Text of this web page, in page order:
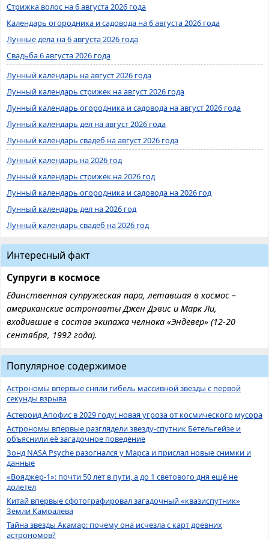
Стрижка волос на 6 августа 2026 года
Календарь огородника и садовода на 6 августа 2026 года
Лунные дела на 6 августа 2026 года
Свадьба 6 августа 2026 года
Лунный календарь на август 2026 года
Лунный календарь стрижек на август 2026 года
Лунный календарь огородника и садовода на август 2026 года
Лунный календарь дел на август 2026 года
Лунный календарь свадеб на август 2026 года
Лунный календарь на 2026 год
Лунный календарь стрижек на 2026 год
Лунный календарь огородника и садовода на 2026 год
Лунный календарь дел на 2026 год
Лунный календарь свадеб на 2026 год
Интересный факт
Супруги в космосе
Единственная супружеская пара, летавшая в космос –
американские астронавты Джен Дэвис и Марк Ли,
входившие в состав экипажа челнока «Эндевер» (12-20
сентября, 1992 года).
Популярное содержимое
Астрономы впервые сняли гибель массивной звезды с первой
секунды взрыва
Астероид Апофис в 2029 году: новая угроза от космического мусора
Астрономы впервые разглядели звезду-спутник Бетельгейзе и
объяснили её загадочное поведение
Зонд NASA Psyche разогнался у Марса и прислал новые снимки и
данные
«Вояджер-1»: почти 50 лет в пути, а до 1 светового дня ещё не
долетел
Китай впервые сфотографировал загадочный «квазиспутник»
Земли Камоалева
Тайна звезды Акамар: почему она исчезла с карт древних
астрономов?